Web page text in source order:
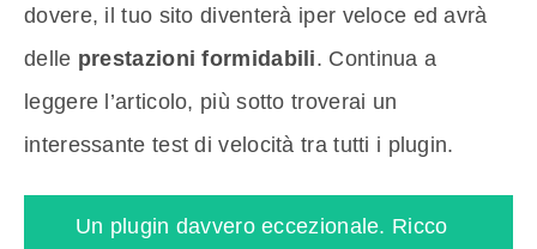
dovere, il tuo sito diventerà iper veloce ed avrà
delle prestazioni formidabili. Continua a
leggere l’articolo, più sotto troverai un
interessante test di velocità tra tutti i plugin.
Un plugin davvero eccezionale. Ricco